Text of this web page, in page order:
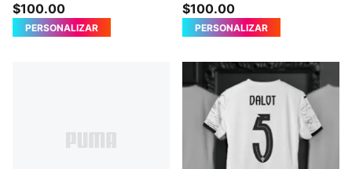
$100.00
PERSONALIZAR
$100.00
PERSONALIZAR